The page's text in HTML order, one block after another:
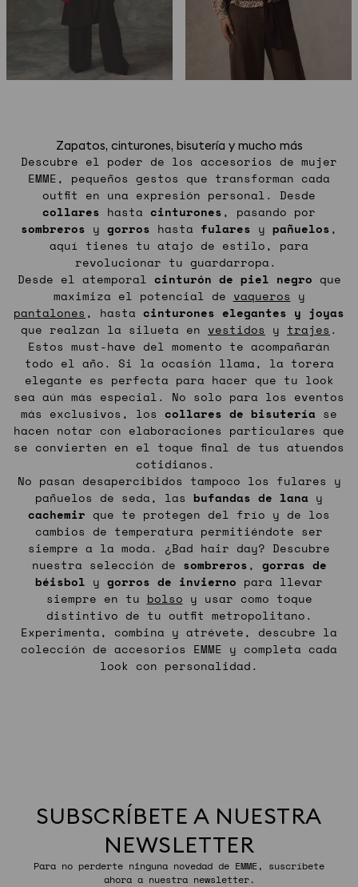
Zapatos, cinturones, bisutería y mucho más
Descubre el poder de los accesorios de mujer
EMME, pequeños gestos que transforman cada
outfit en una expresión personal. Desde
collares hasta cinturones, pasando por
sombreros y gorros hasta fulares y pañuelos,
aquí tienes tu atajo de estilo, para
revolucionar tu guardarropa.
Desde el atemporal cinturón de piel negro que
maximiza el potencial de vaqueros y
pantalones , hasta cinturones elegantes y joyas
que realzan la silueta en vestidos y trajes .
Estos must-have del momento te acompañarán
todo el año. Si la ocasión llama, la torera
elegante es perfecta para hacer que tu look
sea aún más especial. No solo para los eventos
más exclusivos, los collares de bisutería se
hacen notar con elaboraciones particulares que
se convierten en el toque final de tus atuendos
cotidianos.
No pasan desapercibidos tampoco los fulares y
pañuelos de seda, las bufandas de lana y
cachemir que te protegen del frío y de los
cambios de temperatura permitiéndote ser
siempre a la moda. ¿Bad hair day? Descubre
nuestra selección de sombreros, gorras de
béisbol y gorros de invierno para llevar
siempre en tu bolso y usar como toque
distintivo de tu outfit metropolitano.
Experimenta, combina y atrévete, descubre la
colección de accesorios EMME y completa cada
look con personalidad.
SUBSCRÍBETE A NUESTRA
NEWSLETTER
Para no perderte ninguna novedad de EMME, suscríbete
ahora a nuestra newsletter.